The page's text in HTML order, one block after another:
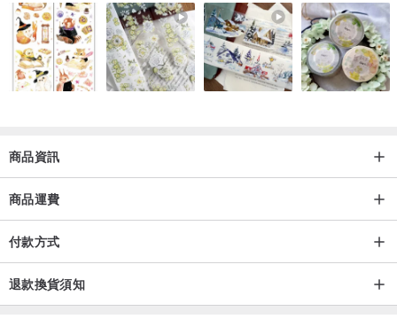
商品資訊
商品運費
付款方式
退款換貨須知